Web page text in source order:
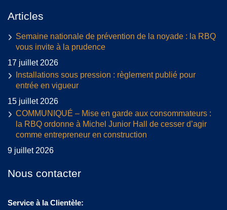
Articles
Semaine nationale de prévention de la noyade : la RBQ
vous invite à la prudence
17 juillet 2026
Installations sous pression : règlement publié pour
entrée en vigueur
15 juillet 2026
COMMUNIQUÉ – Mise en garde aux consommateurs :
la RBQ ordonne à Michel Junior Hall de cesser d’agir
comme entrepreneur en construction
9 juillet 2026
Nous contacter
Service à la Clientèle: